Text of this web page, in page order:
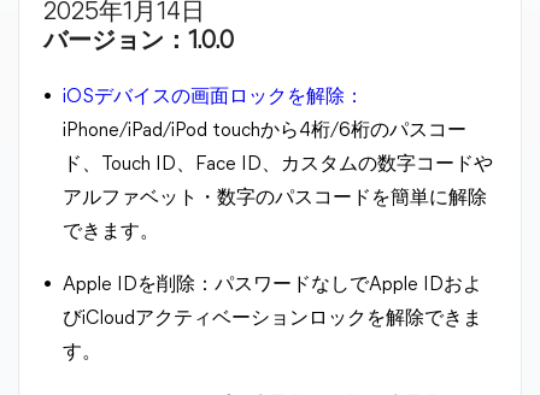
2025年1月14日
バージョン：1.0.0
iOSデバイスの画面ロックを解除：
iPhone/iPad/iPod touchから4桁/6桁のパスコー
ド、Touch ID、Face ID、カスタムの数字コードや
アルファベット・数字のパスコードを簡単に解除
できます。
Apple IDを削除：パスワードなしでApple IDおよ
びiCloudアクティベーションロックを解除できま
す。